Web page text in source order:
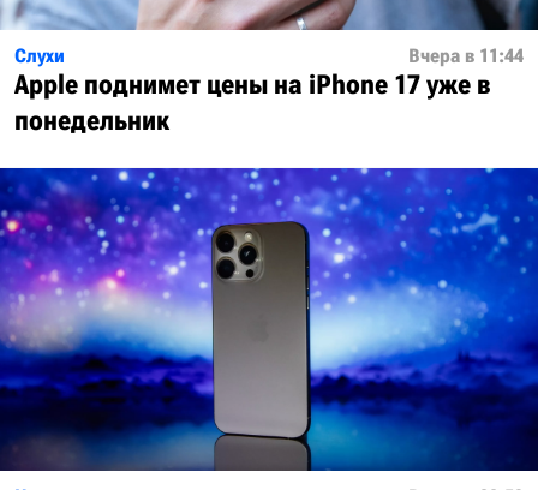
Слухи Вчера в 11:44
Apple поднимет цены на iPhone 17 уже в
понедельник